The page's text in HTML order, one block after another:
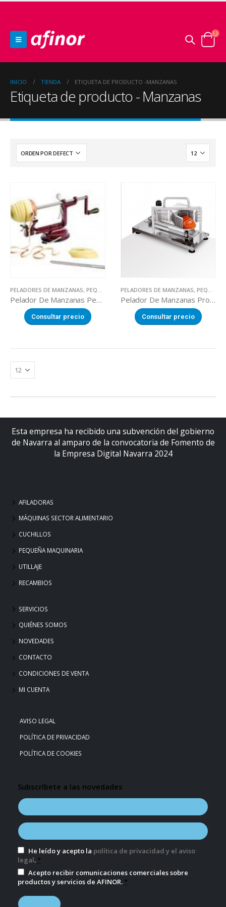
INICIO TIENDA ETIQUETA DE PRODUCTO -MANZANAS
Etiqueta de producto - Manzanas
PELADORES DE MANZANAS, PEQUEÑA MAQUINARIA
Pelador De Manzanas Pequeño
Consultar precio
PELADORES DE MANZANAS, PEQUEÑA MAQUINARIA
Pelador De Manzanas Profesional
Consultar precio
Esta empresa ha recibido una subvención del gobierno
de Navarra al amparo de la convocatoria de Fomento de
la Empresa Digital Navarra 2024
AFILADORAS
MÁQUINAS SECTOR ALIMENTARIO
CUCHILLOS
PEQUEÑA MAQUINARIA
UTILLAJE
RECAMBIOS
SERVICIOS
QUIÉNES SOMOS
NOVEDADES
CONTACTO
CONDICIONES DE VENTA
MI CUENTA
AVISO LEGAL
POLÍTICA DE PRIVACIDAD
POLÍTICA DE COOKIES
Subscríbete a las novedades
He leído y acepto la política de privacidad y el aviso
legal. *
Acepto recibir comunicaciones comerciales sobre
productos y servicios de AFINOR. *